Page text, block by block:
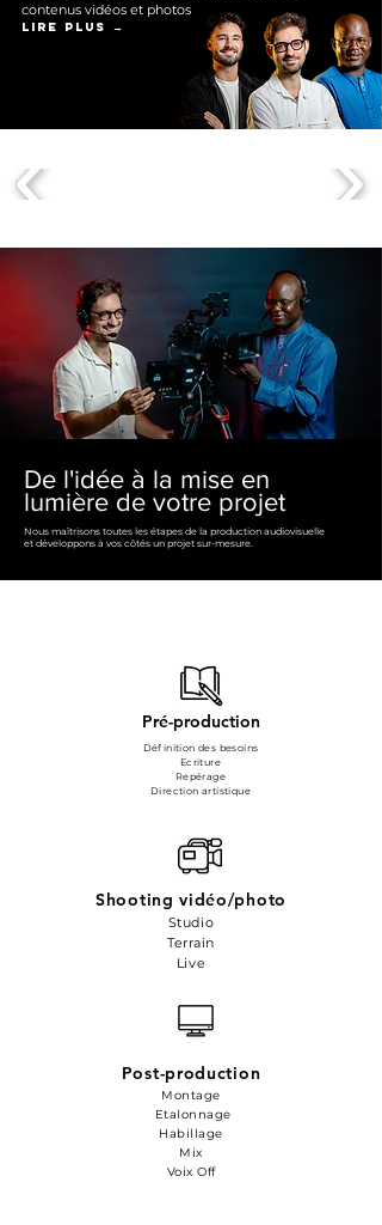
contenus vidéos et photos
Lire plus →
De l'idée à la mise en
lumière de votre projet
Nous maîtrisons toutes les étapes de la production audiovisuelle
et développons à vos côtés un projet sur-mesure.
Pré-production
Définition des besoins
Ecriture
Repérage
Direction artistique
Shooting vidéo/photo
Studio
Terrain
Live
Post-production
Montage
Etalonnage
Habillage
Mix
Voix Off